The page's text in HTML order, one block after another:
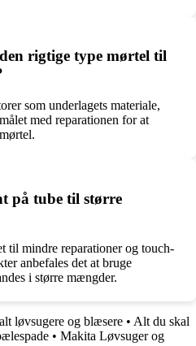
rigtige type mørtel til
som underlagets materiale,
med reparationen for at
på tube til større
til mindre reparationer og touch-
anbefales det at bruge
i større mængder.
løvsugere og blæsere • Alt du skal
• Makita Løvsuger og